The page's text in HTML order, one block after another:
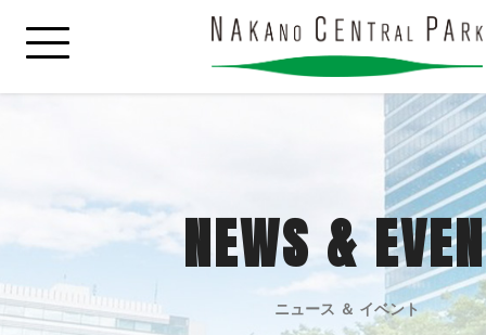
NEWS &
ニュース ＆ イベント